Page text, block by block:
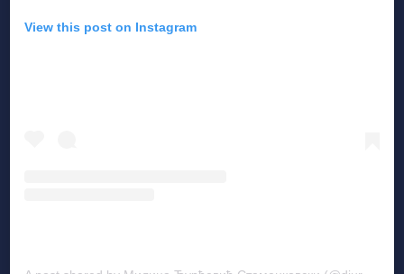
View this post on Instagram